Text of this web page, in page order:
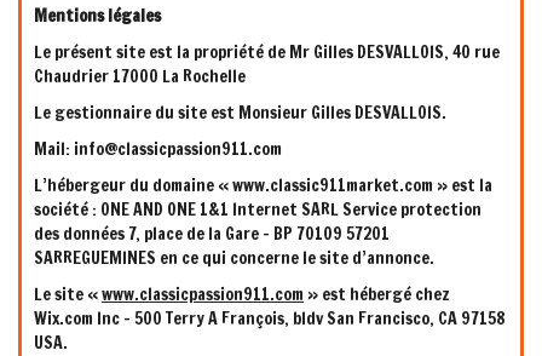
Mentions légales
Le présent site est la propriété de Mr Gilles DESVALLOIS, 40 rue
Chaudrier 17000 La Rochelle
Le gestionnaire du site est Monsieur Gilles DESVALLOIS.
Mail: info@classicpassion911.com
L’hébergeur du domaine « www.classic911market.com » est la
société : ONE AND ONE 1&1 Internet SARL Service protection
des données 7, place de la Gare - BP 70109 57201
SARREGUEMINES en ce qui concerne le site d’annonce.
Le site «www.classicpassion911.com » est hébergé chez
Wix.com Inc - 500 Terry A François, bldv San Francisco, CA 97158
USA.